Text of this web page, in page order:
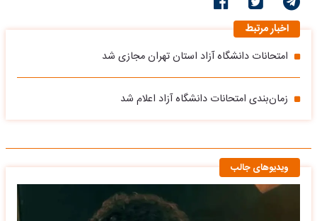
اخبار مرتبط
امتحانات دانشگاه آزاد استان تهران مجازی شد
زمان‌بندی امتحانات دانشگاه آزاد اعلام شد
ویدیوهای جالب